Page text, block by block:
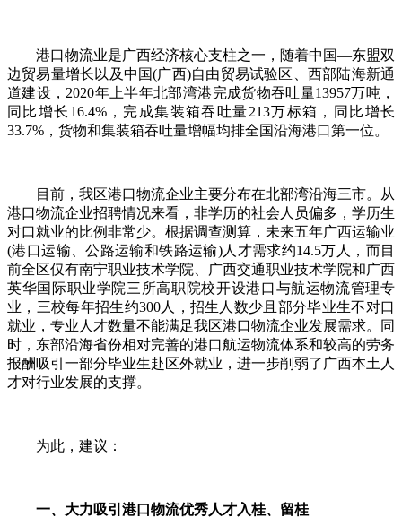
港口物流业是广西经济核心支柱之一，随着中国—东盟双
边贸易量增长以及中国(广西)自由贸易试验区、西部陆海新通
道建设，2020年上半年北部湾港完成货物吞吐量13957万吨，
同比增长16.4%，完成集装箱吞吐量213万标箱，同比增长
33.7%，货物和集装箱吞吐量增幅均排全国沿海港口第一位。
目前，我区港口物流企业主要分布在北部湾沿海三市。从
港口物流企业招聘情况来看，非学历的社会人员偏多，学历生
对口就业的比例非常少。根据调查测算，未来五年广西运输业
(港口运输、公路运输和铁路运输)人才需求约14.5万人，而目
前全区仅有南宁职业技术学院、广西交通职业技术学院和广西
英华国际职业学院三所高职院校开设港口与航运物流管理专
业，三校每年招生约300人，招生人数少且部分毕业生不对口
就业，专业人才数量不能满足我区港口物流企业发展需求。同
时，东部沿海省份相对完善的港口航运物流体系和较高的劳务
报酬吸引一部分毕业生赴区外就业，进一步削弱了广西本土人
才对行业发展的支撑。
为此，建议：
一、大力吸引港口物流优秀人才入桂、留桂